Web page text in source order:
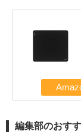
編集部のおす